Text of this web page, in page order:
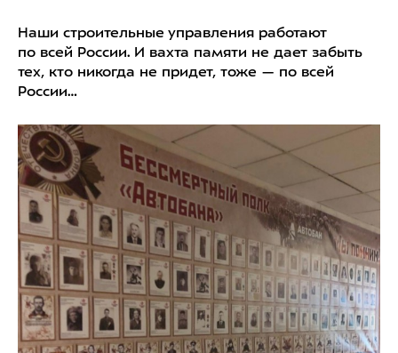
Наши строительные управления работают
по всей России. И вахта памяти не дает забыть
тех, кто никогда не придет, тоже — по всей
России…